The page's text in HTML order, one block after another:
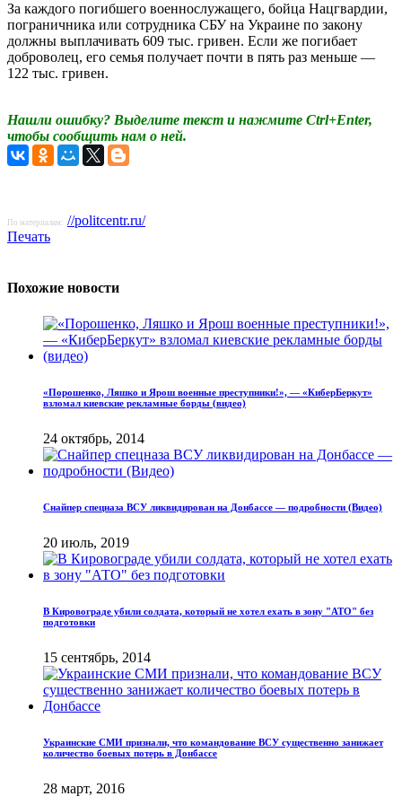
За каждого погибшего военнослужащего, бойца Нацгвардии,
пограничника или сотрудника СБУ на Украине по закону
должны выплачивать 609 тыс. гривен. Если же погибает
доброволец, его семья получает почти в пять раз меньше —
122 тыс. гривен.
Нашли ошибку? Выделите текст и нажмите Ctrl+Enter,
чтобы сообщить нам о ней.
По материалам: //politcentr.ru/
Печать
Похожие новости
«Порошенко, Ляшко и Ярош военные преступники!», — «КиберБеркут»
взломал киевские рекламные борды (видео)
24 октябрь, 2014
Снайпер спецназа ВСУ ликвидирован на Донбассе — подробности (Видео)
20 июль, 2019
В Кировограде убили солдата, который не хотел ехать в зону "АТО" без
подготовки
15 сентябрь, 2014
Украинские СМИ признали, что командование ВСУ существенно занижает
количество боевых потерь в Донбассе
28 март, 2016